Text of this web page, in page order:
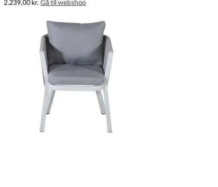
2.239,00kr. Gå til webshop